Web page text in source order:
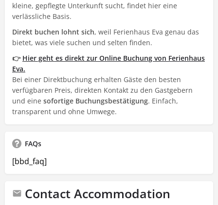
kleine, gepflegte Unterkunft sucht, findet hier eine
verlässliche Basis.
Direkt buchen lohnt sich, weil Ferienhaus Eva genau das
bietet, was viele suchen und selten finden.
👉 Hier geht es direkt zur Online Buchung von Ferienhaus
Eva.
Bei einer Direktbuchung erhalten Gäste den besten
verfügbaren Preis, direkten Kontakt zu den Gastgebern
und eine sofortige Buchungsbestätigung. Einfach,
transparent und ohne Umwege.
FAQs
[bbd_faq]
Contact Accommodation